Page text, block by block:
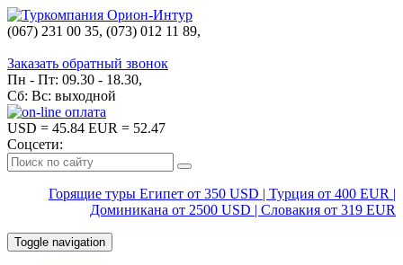
(067) 231 00 35, (073) 012 11 89,
Заказать обратный звонок
Пн - Пт: 09.30 - 18.30,
Сб: Вс: выходной
USD = 45.84 EUR = 52.47
Соцсети:
Горящие туры Египет от 350 USD | Турция от 400 EUR |
Доминикана от 2500 USD | Словакия от 319 EUR
Toggle navigation